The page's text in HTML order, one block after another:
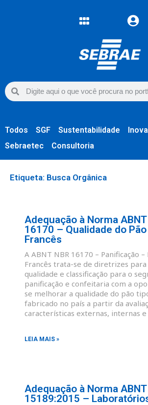
Todos SGF Sustentabilidade
Sebraetec
Consultoria
Etiqueta: Busca Orgânica
Adequação à Norma ABNT
16170 – Qualidade do
Francês
A ABNT NBR 16170 – Panificação
Francês trata-se de diretrizes para
qualidade e classificação para o
panificação e confeitaria com a
se melhorar a qualidade do pão
fabricado no país a partir da
características externas, internas e
LEIA MAIS »
Adequação à Norma ABNT
15189:2015 –